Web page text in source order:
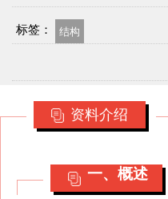
标签： 结构
资料介绍
一、概述